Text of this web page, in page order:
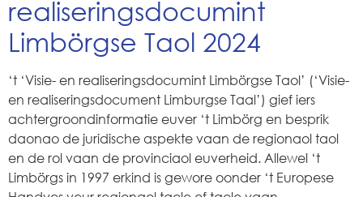
realiseringsdocumint
Limbörgse Taol 2024
‘t ‘Visie- en realiseringsdocumint Limbörgse Taol’ (‘Visie-
en realiseringsdocument Limburgse Taal’) gief iers
achtergroondinformatie euver ‘t Limbörg en besprik
daonao de juridische aspekte vaan de regionaol taol
en de rol vaan de provinciaol euverheid. Allewel ‘t
Limbörgs in 1997 erkind is gewore oonder ‘t Europese